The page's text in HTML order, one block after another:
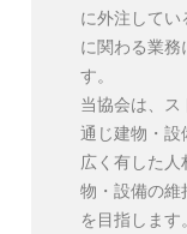
に外注してい
に関わる業務
す。
当協会は、ス
通じ建物・設
広く有した人
物・設備の維
を目指します